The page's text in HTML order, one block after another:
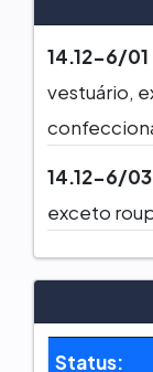
14.12-6/01
vestuário,
14.12-6/03
exceto
Status: